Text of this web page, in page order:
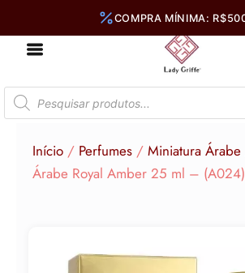
Pesquisar
produtos
Início / Perfumes / Miniatura Árabe
Árabe Royal Amber 25 ml – (A024)